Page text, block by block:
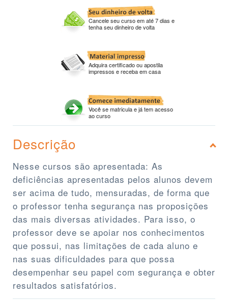
Cancele seu curso em até 7 dias e
tenha seu dinheiro de volta
Adquira certificado ou apostila
impressos e receba em casa
Você se matricula e já tem acesso
ao curso
Descrição
Nesse cursos são apresentada: As
deficiências apresentadas pelos alunos devem
ser acima de tudo, mensuradas, de forma que
o professor tenha segurança nas proposições
das mais diversas atividades. Para isso, o
professor deve se apoiar nos conhecimentos
que possui, nas limitações de cada aluno e
nas suas dificuldades para que possa
desempenhar seu papel com segurança e obter
resultados satisfatórios.